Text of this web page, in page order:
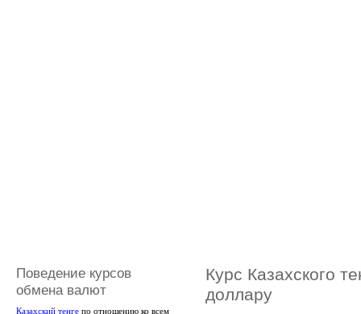
Поведение курсов
обмена валют
Казахский тенге по отношению ко всем
Курс Казахского
доллару